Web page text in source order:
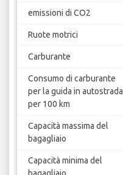
emissioni di CO2
Ruote motrici
Carburante
Consumo di carburante
per la guida in autostrada
per 100 km
Capacità massima del
bagagliaio
Capacità minima del